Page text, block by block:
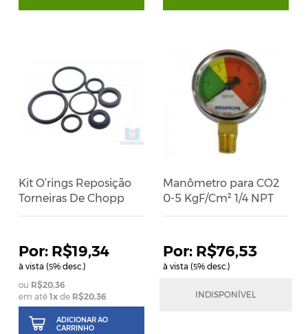
Kit O’rings Reposição
Torneiras De Chopp
R$19,34
à vista (5% desc.)
R$20,36
em até1x de R$20,36
ADICIONAR AO
CARRINHO
Manômetro para CO2
0-5 KgF/Cm² 1/4 NPT
R$76,53
à vista (5% desc.)
3xdeR$26,85
INDISPONÍVEL